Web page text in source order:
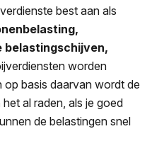
best aan als
belastingschijven,
worden
op basis daarvan wordt de
al raden, als je goed
de belastingen snel